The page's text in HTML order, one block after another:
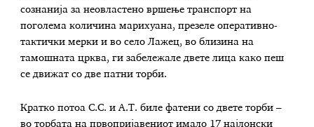
сознанија за неовластено вршење транспорт на
поголема количина марихуана, презеле оперативно-
тактички мерки и во село Лажец, во близина на
тамошната црква, ги забележале двете лица како пеш
се движат со две патни торби.
Кратко потоа С.С. и А.Т. биле фатени со двете торби –
во торбата на првопријавениот имало 17 најлонски